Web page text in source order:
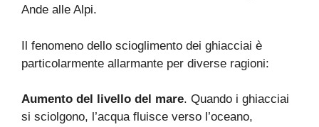
Ande alle Alpi.
Il fenomeno dello scioglimento dei ghiacciai è
particolarmente allarmante per diverse ragioni:
Aumento del livello del mare. Quando i ghiacciai
si sciolgono, l’acqua fluisce verso l’oceano,